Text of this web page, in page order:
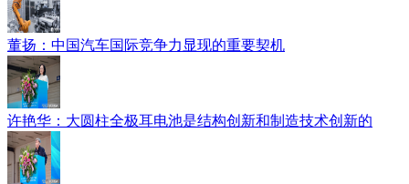
董扬：中国汽车国际竞争力显现的重要契机
许艳华：大圆柱全极耳电池是结构创新和制造技术创新的